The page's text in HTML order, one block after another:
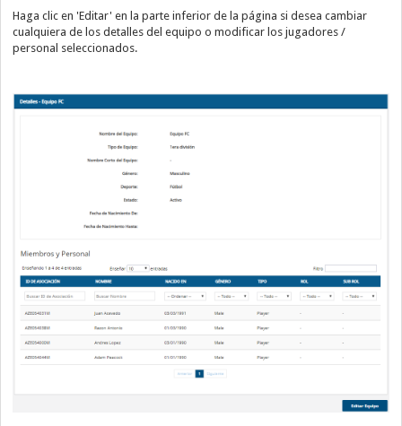
Haga clic en 'Editar' en la parte inferior de la página si desea cambiar
cualquiera de los detalles del equipo o modificar los jugadores /
personal seleccionados.